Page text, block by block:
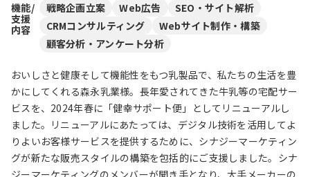
機能/
支援
内容
戦略企画立案 Web広告
SEO・サイト解析
CRMコンサルティング
Webサイト制作・構築
顧客分析・アンケート分析
おいしさと健康そして機能性をもつ乳製品で、私たちの生活を豊
かにしてくれる森永乳業様。長年愛されてきた牛乳等の宅配サー
ビスを、2024年春に「健幸サポート便」としてリニューアルし
ました。リニューアルにあたっては、デジタル技術を活⽤してよ
りよいお客様サービスを提供するために、シナジーマーケティン
グが新たな販売スタイルの構築を包括的にご支援しました。シナ
ジーマーケティングのメンバーが聞き手となり、大手メーカーの